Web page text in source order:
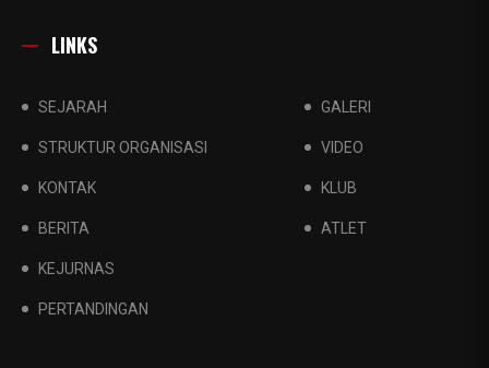
LINKS
SEJARAH
STRUKTUR ORGANISASI
KONTAK
BERITA
KEJURNAS
PERTANDINGAN
GALERI
VIDEO
KLUB
ATLET